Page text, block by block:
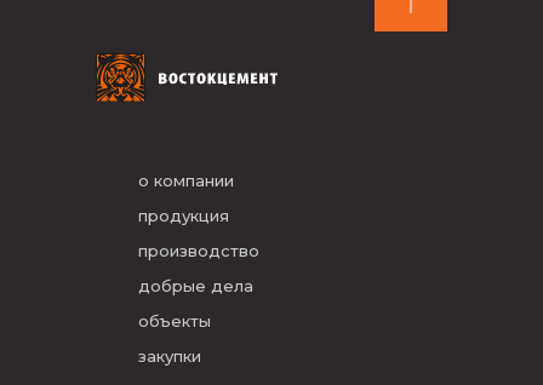
о компании
продукция
производство
добрые дела
объекты
закупки